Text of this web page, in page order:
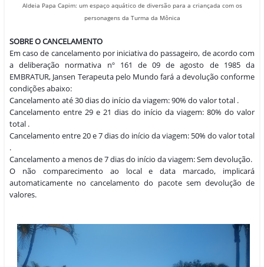
Aldeia Papa Capim: um espaço aquático de diversão para a criançada com os
personagens da Turma da Mônica
SOBRE O CANCELAMENTO
Em caso de cancelamento por iniciativa do passageiro, de acordo com
a deliberação normativa nº 161 de 09 de agosto de 1985 da
EMBRATUR, Jansen Terapeuta pelo Mundo fará a devolução conforme
condições abaixo:
Cancelamento até 30 dias do início da viagem: 90% do valor total .
Cancelamento entre 29 e 21 dias do início da viagem: 80% do valor
total .
Cancelamento entre 20 e 7 dias do início da viagem: 50% do valor total
.
Cancelamento a menos de 7 dias do início da viagem: Sem devolução.
O não comparecimento ao local e data marcado, implicará
automaticamente no cancelamento do pacote sem devolução de
valores.